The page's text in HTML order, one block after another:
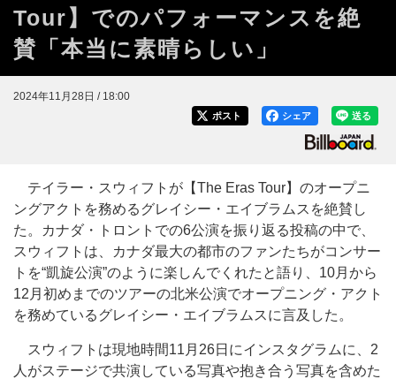
Tour】でのパフォーマンスを絶
賛「本当に素晴らしい」
2024年11月28日 / 18:00
送る
シェア
ポスト
テイラー・スウィフトが【The Eras Tour】のオープニ
ングアクトを務めるグレイシー・エイブラムスを絶賛し
た。カナダ・トロントでの6公演を振り返る投稿の中で、
スウィフトは、カナダ最大の都市のファンたちがコンサー
トを“凱旋公演”のように楽しんでくれたと語り、10月から
12月初めまでのツアーの北米公演でオープニング・アクト
を務めているグレイシー・エイブラムスに言及した。
スウィフトは現地時間11月26日にインスタグラムに、2
人がステージで共演している写真や抱き合う写真を含めた